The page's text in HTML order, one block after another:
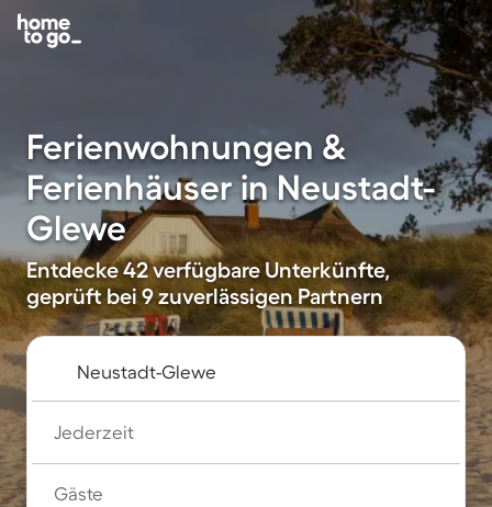
Ferienwohnungen &
Ferienhäuser in Neustadt-
Glewe
Entdecke 42 verfügbare Unterkünfte,
geprüft bei 9 zuverlässigen Partnern
Jederzeit
Gäste